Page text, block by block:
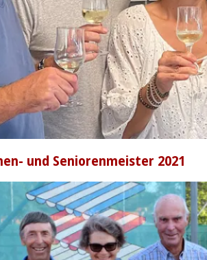
und Seniorenmeister 2021